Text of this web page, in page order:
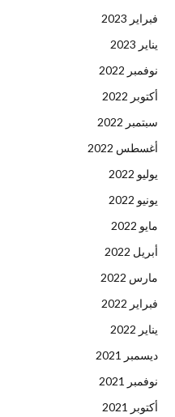
فبراير 2023
يناير 2023
نوفمبر 2022
أكتوبر 2022
سبتمبر 2022
أغسطس 2022
يوليو 2022
يونيو 2022
مايو 2022
أبريل 2022
مارس 2022
فبراير 2022
يناير 2022
ديسمبر 2021
نوفمبر 2021
أكتوبر 2021